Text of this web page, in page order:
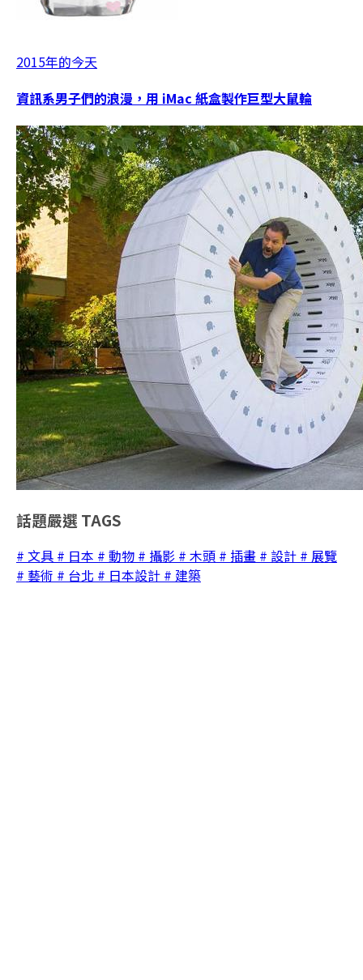
2015年的今天
資訊系男子們的浪漫，用 iMac 紙盒製作巨型大鼠輪
話題嚴選 TAGS
# 文具 # 日本 # 動物 # 攝影 # 木頭 # 插畫 # 設計 # 展覽
# 藝術 # 台北 # 日本設計 # 建築